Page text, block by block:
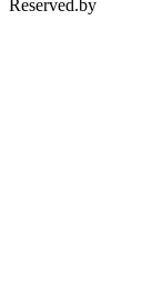
Reserved.by